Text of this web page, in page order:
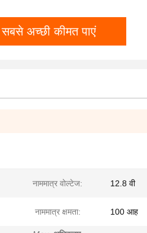
सबसे अच्छी कीमत पाएं
नाममात्र वोल्टेज: 12.8 वी
नाममात्र क्षमता: 100 आह